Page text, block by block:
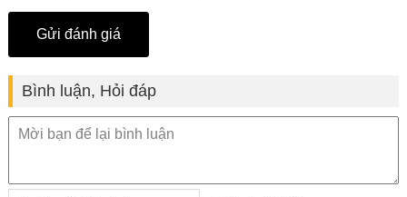
Bình luận, Hỏi đáp